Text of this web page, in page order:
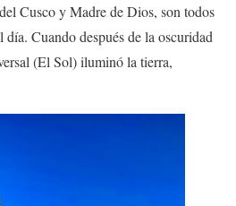
Cusco y Madre de Dios, son todos
Cuando después de la oscuridad
(El Sol) iluminó la tierra,